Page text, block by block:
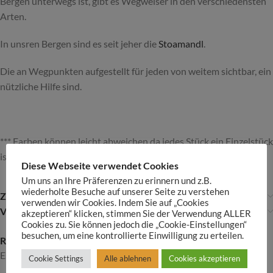
Arten.
In unsren Bergen sind es seit jeher dieStoamandl.
Die an Wegpunkten aufgestellt für jeden von weitem sichtbar, ein
nützliche Hilfe sind.
*** Farben können leicht abweichen da jedes Stück ein Einzelstück
ist****
Zusätzliche Informationen
VERSAND
Rezensionen
Es gibt noch keine Rezensionen
Diese Webseite verwendet Cookies
Um uns an Ihre Präferenzen zu erinnern und z.B.
wiederholte Besuche auf unserer Seite zu verstehen
verwenden wir Cookies. Indem Sie auf „Cookies
akzeptieren“ klicken, stimmen Sie der Verwendung ALLER
Cookies zu. Sie können jedoch die „Cookie-Einstellungen“
besuchen, um eine kontrollierte Einwilligung zu erteilen.
Cookie Settings Alle ablehnen Cookies akzeptieren